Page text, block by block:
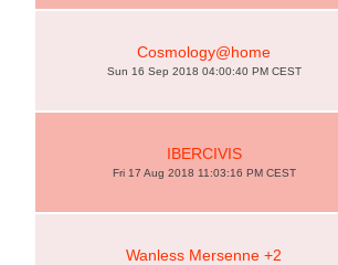
Cosmology@home
Sun 16 Sep 2018 04:00:40 PM CEST
IBERCIVIS
Fri 17 Aug 2018 11:03:16 PM CEST
Wanless Mersenne +2